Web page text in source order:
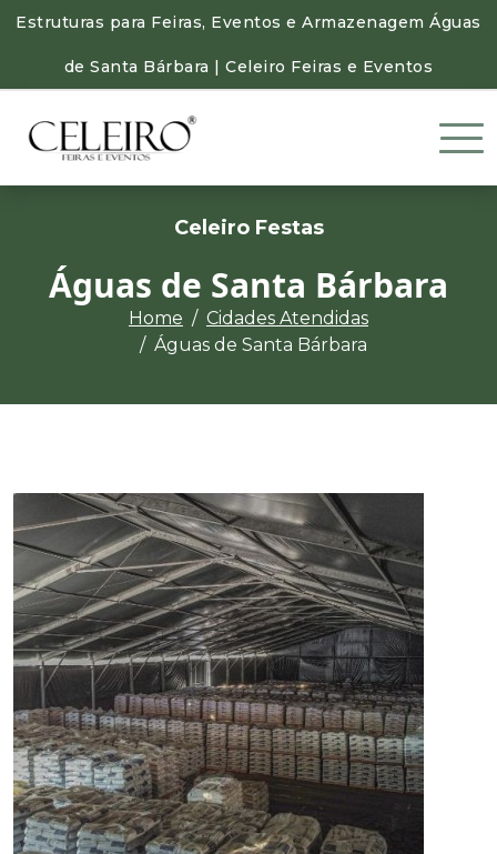
Estruturas para Feiras, Eventos e Armazenagem Águas
de Santa Bárbara | Celeiro Feiras e Eventos
Celeiro Festas
Águas de Santa Bárbara
Home
Cidades Atendidas
Águas de Santa Bárbara